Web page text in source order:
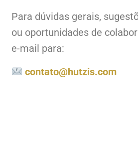
Para dúvidas gerais,
ou oportunidades de
e-mail para:
contato@hutzis.com